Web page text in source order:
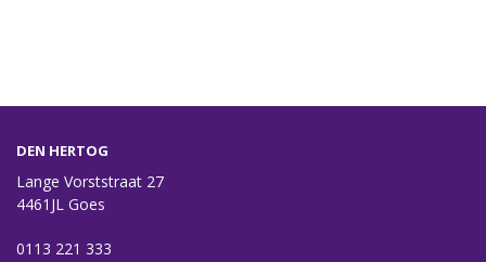
DEN HERTOG
Lange Vorststraat 27
4461JL Goes
0113 221 333